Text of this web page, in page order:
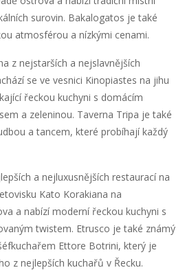
surovin. Bakalogatos je také
atmosférou a nízkými cenami.
z nejstarších a nejslavnějších
se ve vesnici Kinopiastes na jihu
řeckou kuchyni s domácím
a zeleninou. Taverna Tripa je také
a tancem, které probíhají každý
a nejluxusnějších restaurací na
Kato Korakiana na
a nabízí moderní řeckou kuchyni s
twistem. Etrusco je také známý
Ettore Botrini, který je
z nejlepších kuchařů v Řecku.